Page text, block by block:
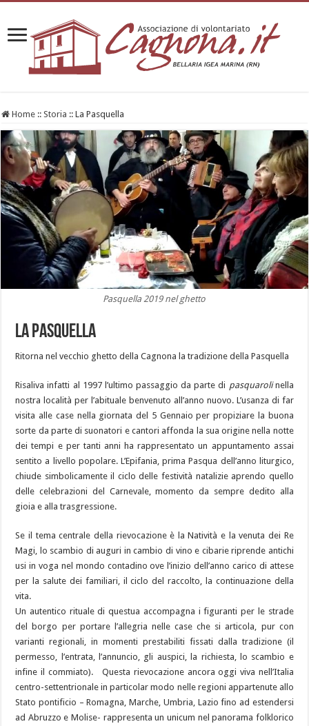
Home :: Storia :: La Pasquella
Pasquella 2019 nel ghetto
La Pasquella
Ritorna nel vecchio ghetto della Cagnona la tradizione della Pasquella
Risaliva infatti al 1997 l’ultimo passaggio da parte di pasquarolinella
nostra località per l’abituale benvenuto all’anno nuovo. L’usanza di far
visita alle case nella giornata del 5 Gennaio per propiziare la buona
sorte da parte di suonatori e cantori affonda la sua origine nella notte
dei tempi e per tanti anni ha rappresentato un appuntamento assai
sentito a livello popolare. L’Epifania, prima Pasqua dell’anno liturgico,
chiude simbolicamente il ciclo delle festività natalizie aprendo quello
delle celebrazioni del Carnevale, momento da sempre dedito alla
gioia e alla trasgressione.
Se il tema centrale della rievocazione è la Natività e la venuta dei Re
Magi, lo scambio di auguri in cambio di vino e cibarie riprende antichi
usi in voga nel mondo contadino ove l’inizio dell’anno carico di attese
per la salute dei familiari, il ciclo del raccolto, la continuazione della
vita.
Un autentico rituale di questua accompagna i figuranti per le strade
del borgo per portare l’allegria nelle case che si articola, pur con
varianti regionali, in momenti prestabiliti fissati dalla tradizione (il
permesso, l’entrata, l’annuncio, gli auspici, la richiesta, lo scambio e
infine il commiato). Questa rievocazione ancora oggi viva nell’Italia
centro-settentrionale in particolar modo nelle regioni appartenute allo
Stato pontificio – Romagna, Marche, Umbria, Lazio fino ad estendersi
ad Abruzzo e Molise- rappresenta un unicum nel panorama folklorico